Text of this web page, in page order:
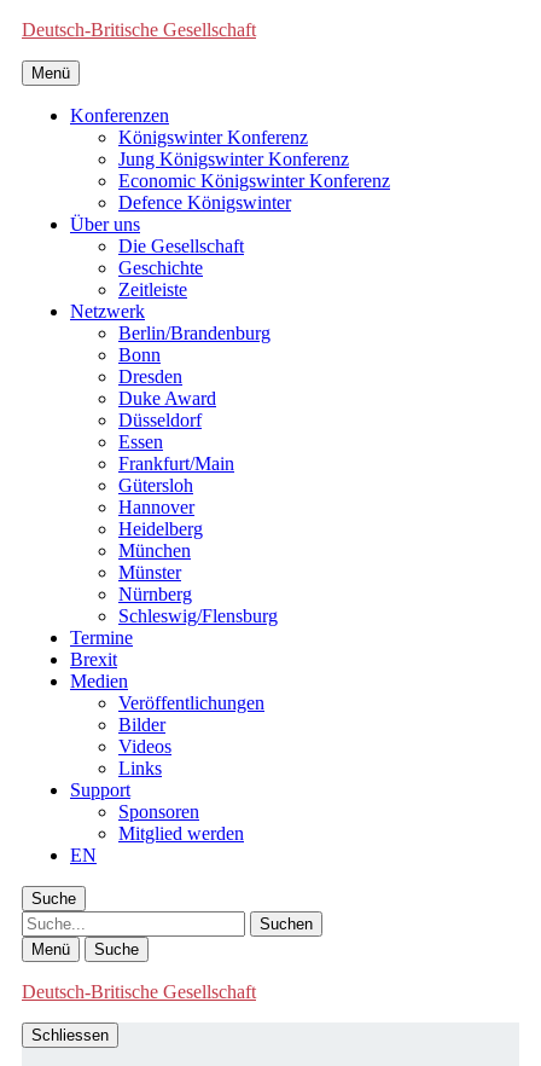
Deutsch-Britische Gesellschaft
Menü
Konferenzen
Königswinter Konferenz
Jung Königswinter Konferenz
Economic Königswinter Konferenz
Defence Königswinter
Über uns
Die Gesellschaft
Geschichte
Zeitleiste
Netzwerk
Berlin/Brandenburg
Bonn
Dresden
Duke Award
Düsseldorf
Essen
Frankfurt/Main
Gütersloh
Hannover
Heidelberg
München
Münster
Nürnberg
Schleswig/Flensburg
Termine
Brexit
Medien
Veröffentlichungen
Bilder
Videos
Links
Support
Sponsoren
Mitglied werden
EN
Suche
Suche
Menü Suche
Deutsch-Britische Gesellschaft
Schliessen